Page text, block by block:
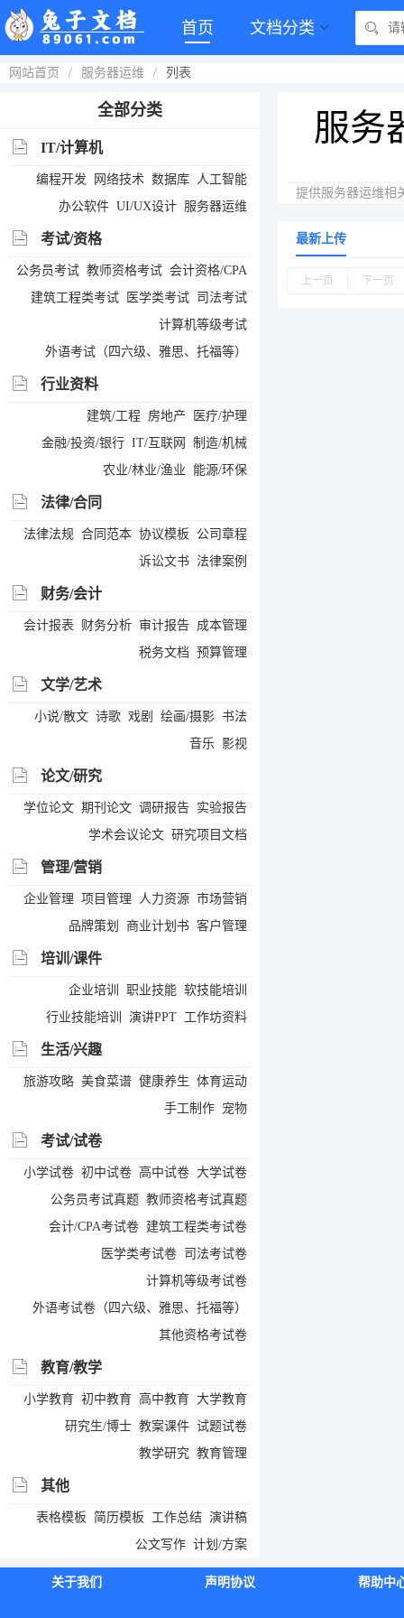
首页 文档分类
网站首页 / 服务器运维 / 列表
全部分类
IT/计算机
编程开发 网络技术 数据库 人工智能
办公软件 UI/UX设计 服务器运维
考试/资格
公务员考试 教师资格考试 会计资格/CPA
建筑工程类考试
医学类考试 司法考试
计算机等级考试
外语考试（四六级、雅思、托福等）
行业资料
建筑/工程 房地产
医疗/护理
金融/投资/银行 IT/互联网
制造/机械
农业/林业/渔业
能源/环保
法律/合同
法律法规 合同范本 协议模板
公司章程
诉讼文书 法律案例
财务/会计
会计报表 财务分析 审计报告 成本管理
税务文档 预算管理
文学/艺术
小说/散文 诗歌 戏剧 绘画/摄影 书法
音乐
影视
论文/研究
学位论文 期刊论文 调研报告 实验报告
学术会议论文 研究项目文档
管理/营销
企业管理 项目管理 人力资源 市场营销
品牌策划
商业计划书 客户管理
培训/课件
企业培训 职业技能 软技能培训
行业技能培训
演讲PPT 工作坊资料
生活/兴趣
旅游攻略 美食菜谱 健康养生 体育运动
手工制作 宠物
考试/试卷
小学试卷 初中试卷 高中试卷 大学试卷
公务员考试真题 教师资格考试真题
会计/CPA考试卷 建筑工程类考试卷
医学类考试卷 司法考试卷
计算机等级考试卷
外语考试卷（四六级、雅思、托福等）
其他资格考试卷
教育/教学
小学教育 初中教育 高中教育 大学教育
研究生/博士 教案课件 试题试卷
教学研究 教育管理
其他
表格模板 简历模板 工作总结 演讲稿
公文写作 计划/方案
服务
提供服务器运维相
最新上传
上一页 下一页
关于我们 声明协议 帮助中